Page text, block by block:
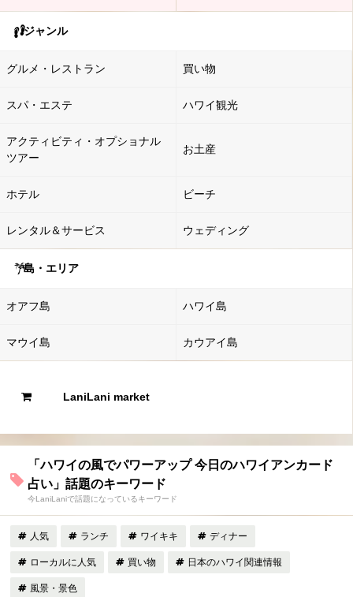
ジャンル
グルメ・レストラン 買い物
スパ・エステ ハワイ観光
アクティビティ・オプショナル
ツアー
お土産
ホテル ビーチ
レンタル＆サービス ウェディング
島・エリア
オアフ島 ハワイ島
マウイ島 カウアイ島
LaniLani market
「ハワイの風でパワーアップ 今日のハワイアンカード
占い」話題のキーワード
今LaniLaniで話題になっているキーワード
人気 ランチ ワイキキ ディナー
ローカルに人気 買い物 日本のハワイ関連情報
風景・景色